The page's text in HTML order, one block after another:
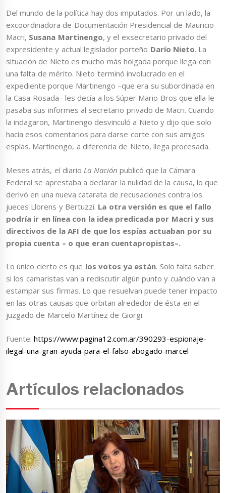
Del mundo de la política hay dos imputados. Por un lado, la
excoordinadora de Documentación Presidencial de Mauricio
Macri, Susana Martinengo, y el exsecretario privado del
expresidente y actual legislador porteño Darío Nieto. La
situación de Nieto es mucho más holgada porque llega con
una falta de mérito. Nieto terminó involucrado en el
expediente porque Martinengo –que era su subordinada en
la Casa Rosada– les decía a los Súper Mario Bros que ella le
pasaba sus informes al secretario privado de Macri. Cuando
la indagaron, Martinengo desvinculó a Nieto y dijo que solo
hacía esos comentarios para darse corte con sus amigos
espías. Martinengo, a diferencia de Nieto, llega procesada.
Meses atrás, el diario La Nación publicó que la Cámara
Federal se aprestaba a declarar la nulidad de la causa, lo que
derivó en una nueva catarata de recusaciones contra los
jueces Llorens y Bertuzzi. La otra versión es que el fallo
podría ir en línea con la idea predicada por Macri y sus
directivos de la AFI de que los espías actuaban por su
propia cuenta – o que eran cuentapropistas–.
Lo único cierto es que los votos ya están. Solo falta saber
si los camaristas van a rediscutir algún punto y cuándo van a
estampar sus firmas. Lo que resuelvan puede tener impacto
en las otras causas que orbitan alrededor de ésta en el
juzgado de Marcelo Martínez de Giorgi.
Fuente:https://www.pagina12.com.ar/390293-espionaje-
ilegal-una-gran-ayuda-para-el-falso-abogado-marcel
Artículos relacionados